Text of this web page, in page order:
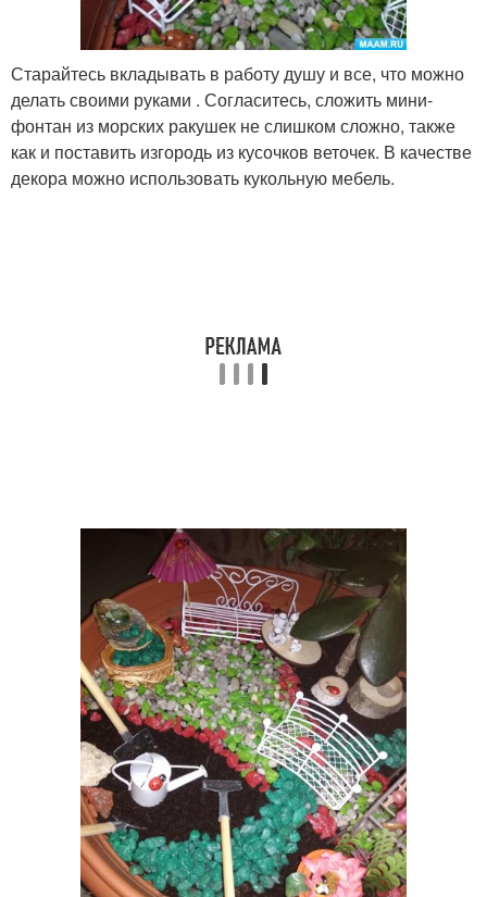
Старайтесь вкладывать в работу душу и все, что можно
делать своими руками . Согласитесь, сложить мини-
фонтан из морских ракушек не слишком сложно, также
как и поставить изгородь из кусочков веточек. В качестве
декора можно использовать кукольную мебель.